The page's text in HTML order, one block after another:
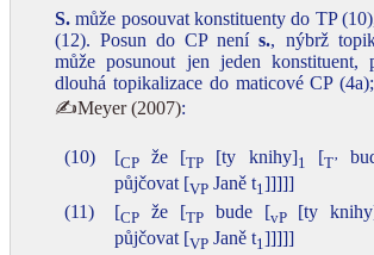
S. může posouvat konstituenty do TP
(12). Posun do CP nenís., nýbrž
může posunout jen jeden konstituent,
dlouhá topikalizace do maticové CP
✍Meyer (2007):
(10) [CP že [TP [ty knihy]1 [T’
půjčovat [VP Janě t1]]]]]
(11)
[CP že [TPbude [vP[ty
půjčovat [VP Janě t1]]]]]